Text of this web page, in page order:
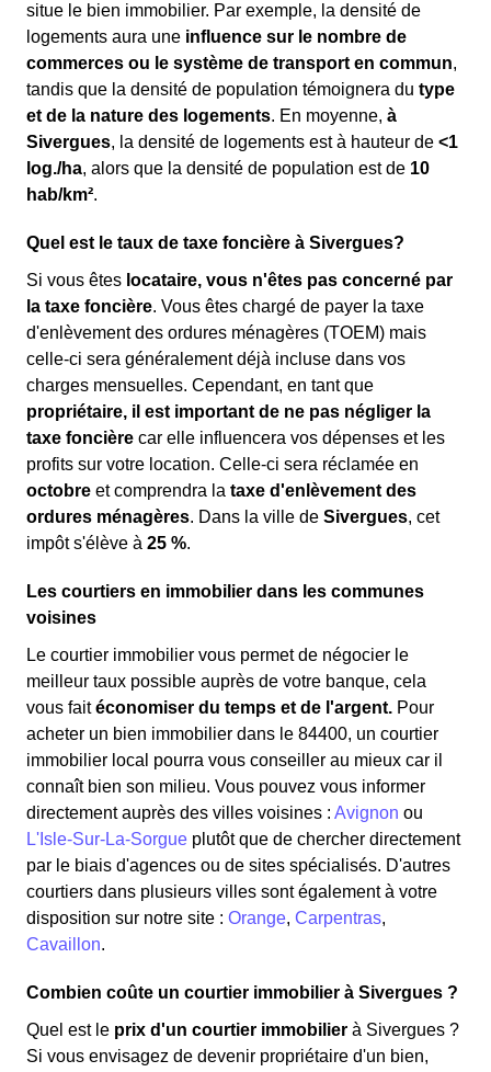
situe le bien immobilier. Par exemple, la densité de
logements aura une influence sur le nombre de
commerces ou le système de transport en commun,
tandis que la densité de population témoignera du type
et de la nature des logements. En moyenne, à
Sivergues, la densité de logements est à hauteur de <1
log./ha, alors que la densité de population est de 10
hab/km².
Quel est le taux de taxe foncière à Sivergues?
Si vous êtes locataire, vous n'êtes pas concerné par
la taxe foncière. Vous êtes chargé de payer la taxe
d'enlèvement des ordures ménagères (TOEM) mais
celle-ci sera généralement déjà incluse dans vos
charges mensuelles. Cependant, en tant que
propriétaire, il est important de ne pas négliger la
taxe foncière car elle influencera vos dépenses et les
profits sur votre location. Celle-ci sera réclamée en
octobre et comprendra la taxe d'enlèvement des
ordures ménagères. Dans la ville de Sivergues, cet
impôt s'élève à 25 %.
Les courtiers en immobilier dans les communes
voisines
Le courtier immobilier vous permet de négocier le
meilleur taux possible auprès de votre banque, cela
vous faitéconomiser du temps et de l'argent. Pour
acheter un bien immobilier dans le 84400, un courtier
immobilier local pourra vous conseiller au mieux car il
connaît bien son milieu. Vous pouvez vous informer
directement auprès des villes voisines : Avignon ou
L'Isle-Sur-La-Sorgue plutôt que de chercher directement
par le biais d'agences ou de sites spécialisés. D'autres
courtiers dans plusieurs villes sont également à votre
disposition sur notre site : Orange, Carpentras,
Cavaillon.
Combien coûte un courtier immobilier à Sivergues ?
Quel est le prix d'un courtier immobilier à Sivergues ?
Si vous envisagez de devenir propriétaire d'un bien,